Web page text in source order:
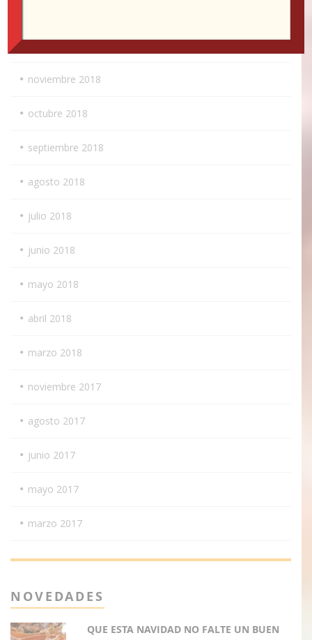
noviembre 2018
octubre 2018
septiembre 2018
agosto 2018
julio 2018
junio 2018
mayo 2018
abril 2018
marzo 2018
noviembre 2017
agosto 2017
junio 2017
mayo 2017
marzo 2017
NOVEDADES
QUE ESTA NAVIDAD NO FALTE UN BUEN